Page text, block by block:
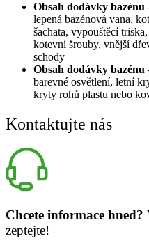
Obsah dodávky bazénu
lepená bazénová vana,
šachata, vypouštěcí
kotevní šrouby, vnější
schody
Obsah dodávky
barevné osvětlení, letní
kryty rohů plastu nebo
Kontaktujte nás
Chcete informace hned?
zeptejte!